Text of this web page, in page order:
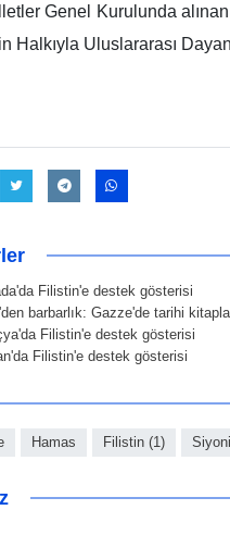
Genel Kurulunda
Halkıyla Uluslararası
Filistin'e destek gösterisi
barbarlık: Gazze'de tarihi
Filistin'e destek gösterisi
Filistin'e destek gösterisi
Hamas Filistin (1)